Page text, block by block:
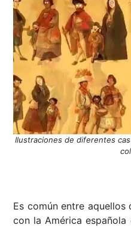
Ilustraciones de diferentes
Es común entre
con la América